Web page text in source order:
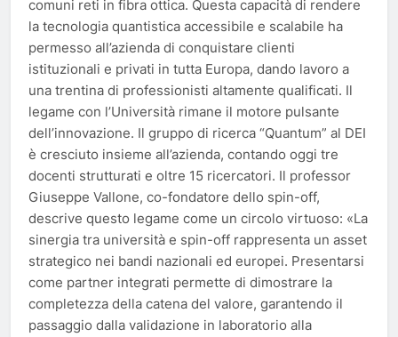
comuni reti in fibra ottica. Questa capacità di rendere
la tecnologia quantistica accessibile e scalabile ha
permesso all’azienda di conquistare clienti
istituzionali e privati in tutta Europa, dando lavoro a
una trentina di professionisti altamente qualificati. Il
legame con l’Università rimane il motore pulsante
dell’innovazione. Il gruppo di ricerca “Quantum” al DEI
è cresciuto insieme all’azienda, contando oggi tre
docenti strutturati e oltre 15 ricercatori. Il professor
Giuseppe Vallone, co-fondatore dello spin-off,
descrive questo legame come un circolo virtuoso: «La
sinergia tra università e spin-off rappresenta un asset
strategico nei bandi nazionali ed europei. Presentarsi
come partner integrati permette di dimostrare la
completezza della catena del valore, garantendo il
passaggio dalla validazione in laboratorio alla